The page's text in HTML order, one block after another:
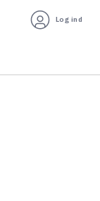
Log ind